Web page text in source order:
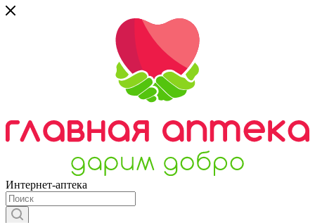
Интернет-аптека